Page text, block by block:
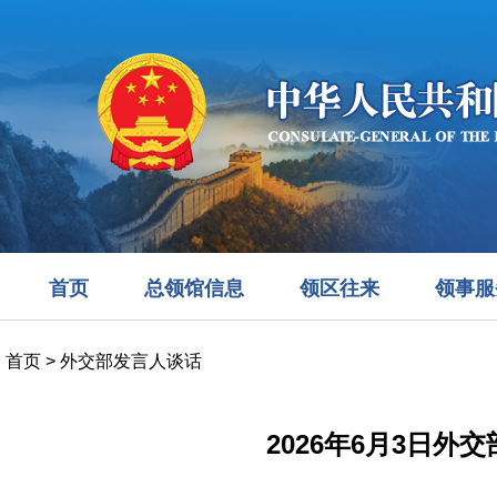
首页 总领馆信息 领区往来 领事
首页 > 外交部发言人谈话
2026年6月3日外